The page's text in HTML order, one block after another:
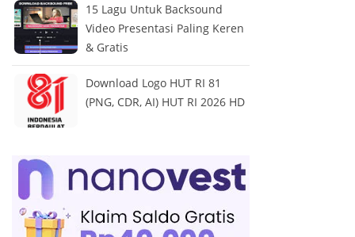
15 Lagu Untuk Backsound
Video Presentasi Paling Keren
& Gratis
Download Logo HUT RI 81
(PNG, CDR, AI) HUT RI 2026 HD